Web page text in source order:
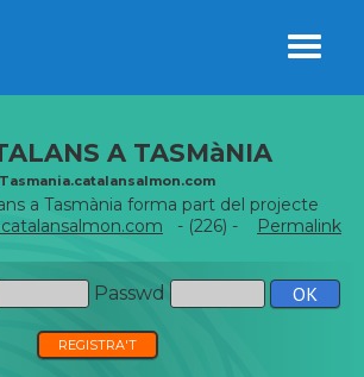
A TASMàNIA
a Tasmània forma part del projecte
- (226) -
Permalink
Passwd
REGISTRA'T